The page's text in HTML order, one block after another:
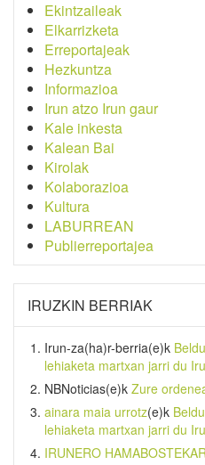
Ekintzaileak
Elkarrizketa
Erreportajeak
Hezkuntza
Informazioa
Irun atzo Irun gaur
Kale inkesta
Kalean Bai
Kirolak
Kolaborazioa
Kultura
LABURREAN
Publierreportajea
IRUZKIN BERRIAK
Irun-za(ha)r-berria(e)k
lehiaketa martxan jarri du
NBNoticias(e)k Zure
ainara maia urrotz(e)k
lehiaketa martxan jarri du
IRUNERO